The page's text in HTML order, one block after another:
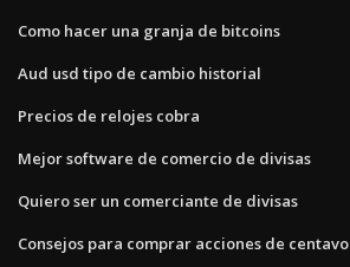
Como hacer una granja de bitcoins
Aud usd tipo de cambio historial
Precios de relojes cobra
Mejor software de comercio de divisas
Quiero ser un comerciante de divisas
Consejos para comprar acciones de centavo